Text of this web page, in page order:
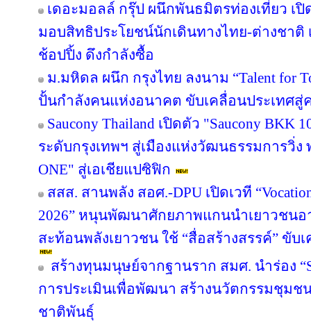
เดอะมอลล์ กรุ๊ป ผนึกพันธมิตรท่องเที่ยว เปิด
มอบสิทธิประโยชน์นักเดินทางไทย-ต่างชาติ
ช้อปปิ้ง ดึงกำลังซื้อ
ม.มหิดล ผนึก กรุงไทย ลงนาม “Talent for
ปั้นกำลังคนแห่งอนาคต ขับเคลื่อนประเทศสู่
Saucony Thailand เปิดตัว "Saucony
ระดับกรุงเทพฯ สู่เมืองแห่งวัฒนธรรมการวิ่ง
ONE" สู่เอเชียแปซิฟิก
สสส. สานพลัง สอศ.-DPU เปิดเวที
2026” หนุนพัฒนาศักยภาพแกนนำเยาวชน
สะท้อนพลังเยาวชน ใช้ “สื่อสร้างสรรค์” ขับ
สร้างทุนมนุษย์จากฐานราก สมศ. นำร่อง
การประเมินเพื่อพัฒนา สร้างนวัตกรรมชุมช
ชาติพันธุ์